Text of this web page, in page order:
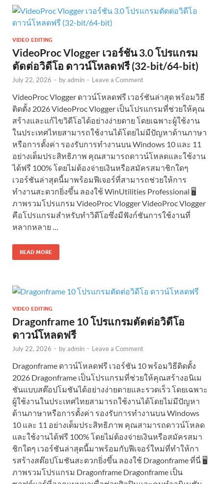
VIDEO EDITING
VideoProc Vlogger เวอร์ชัน 3.0 โปรแกรม
ตัดต่อวิดีโอ ดาวน์โหลดฟรี (32-bit/64-bit)
July 22, 2026 - byadmin - Leave a Comment
VideoProc Vlogger ดาวน์โหลดฟรี เวอร์ชันล่าสุด พร้อมวิธี
ติดตั้ง 2026 VideoProc Vlogger เป็นโปรแกรมที่ช่วยให้คุณ
สร้างและแก้ไขวิดีโอได้อย่างง่ายดาย โดยเฉพาะผู้ใช้งาน
ในประเทศไทยสามารถใช้งานได้โดยไม่มีปัญหาด้านภาษา
หรือการตั้งค่า รองรับการทำงานบน Windows 10 และ 11
อย่างเต็มประสิทธิภาพ คุณสามารถดาวน์โหลดและใช้งาน
ได้ฟรี 100% โดยไม่ต้องจ่ายเงินหรือสมัครสมาชิกใดๆ
เวอร์ชันล่าสุดนี้มาพร้อมฟีเจอร์ที่สามารถช่วยให้การ
ทำงานสะดวกยิ่งขึ้น ลองใช้ WinUtilities Professional 🖥️
ภาพรวมโปรแกรม VideoProc Vlogger VideoProc Vlogger
คือโปรแกรมสำหรับทำวิดีโอซึ่งมีฟังก์ชันการใช้งานที่
หลากหลาย …
READ MORE
VIDEO EDITING
Dragonframe 10 โปรแกรมตัดต่อวิดีโอ
ดาวน์โหลดฟรี
July 22, 2026 - byadmin - Leave a Comment
Dragonframe ดาวน์โหลดฟรี เวอร์ชัน 10 พร้อมวิธีติดตั้ง
2026 Dragonframe เป็นโปรแกรมที่ช่วยให้คุณสร้างอนิเม
ชันแบบสต๊อปโมชันได้อย่างง่ายดายและรวดเร็ว โดยเฉพาะ
ผู้ใช้งานในประเทศไทยสามารถใช้งานได้โดยไม่มีปัญหา
ด้านภาษาหรือการตั้งค่า รองรับการทำงานบน Windows
10 และ 11 อย่างเต็มประสิทธิภาพ คุณสามารถดาวน์โหลด
และใช้งานได้ฟรี 100% โดยไม่ต้องจ่ายเงินหรือสมัครสมา
ชิกใดๆ เวอร์ชันล่าสุดนี้มาพร้อมกับฟีเจอร์ใหม่ที่ทำให้กา
รสร้างสต๊อปโมชันสะดวกยิ่งขึ้น ลองใช้ Dragonframe ที่นี่ 🖥️
ภาพรวมโปรแกรม Dragonframe Dragonframe เป็น